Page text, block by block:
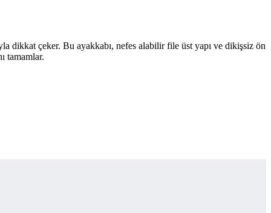
dikkat çeker. Bu ayakkabı, nefes alabilir file üst yapı ve dikişsiz ön
tamamlar.